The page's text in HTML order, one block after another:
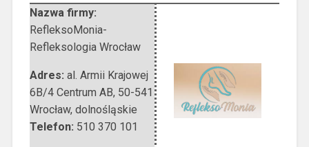
Nazwa firmy:
RefleksoMonia-
Refleksologia Wrocław
Adres: al. Armii Krajowej
6B/4 Centrum AB, 50-541
Wrocław, dolnośląskie
Telefon: 510 370 101